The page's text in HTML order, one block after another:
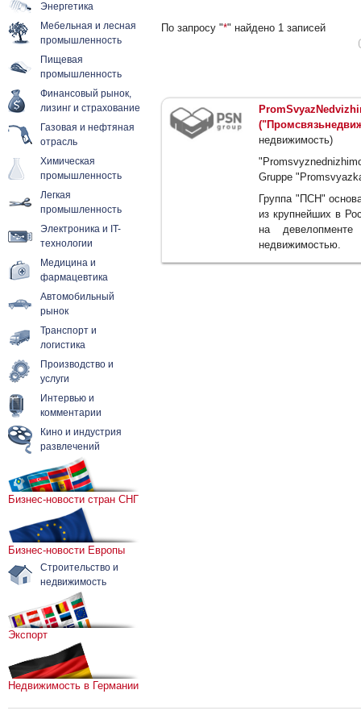
Энергетика
Мебельная и лесная
промышленность
Пищевая
промышленность
Финансовый рынок,
лизинг и страхование
Газовая и нефтяная
отрасль
Химическая
промышленность
Легкая
промышленность
Электроника и IT-
технологии
Медицина и
фармацевтика
Автомобильный
рынок
Транспорт и
логистика
Производство и
услуги
Интервью и
комментарии
Кино и индустрия
развлечений
Бизнес-новости стран СНГ
Бизнес-новости Европы
Строительство и
недвижимость
Экспорт
Недвижимость в Германии
По запросу "*" найдено 1 записей
недвижимость)
Gruppe
Группа "ПСН"
из крупнейших в
на
недвижимостью.